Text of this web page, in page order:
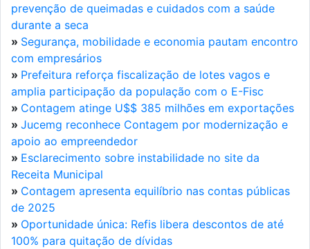
prevenção de queimadas e cuidados com a saúde
durante a seca
» Segurança, mobilidade e economia pautam encontro
com empresários
» Prefeitura reforça fiscalização de lotes vagos e
amplia participação da população com o E-Fisc
» Contagem atinge U$$ 385 milhões em exportações
» Jucemg reconhece Contagem por modernização e
apoio ao empreendedor
» Esclarecimento sobre instabilidade no site da
Receita Municipal
» Contagem apresenta equilíbrio nas contas públicas
de 2025
» Oportunidade única: Refis libera descontos de até
100% para quitação de dívidas